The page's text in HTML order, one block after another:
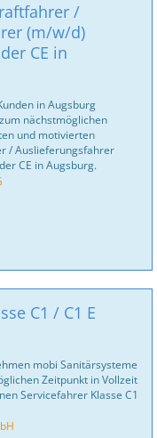
/
(m/w/d)
CE in
in Augsburg
nächstmöglichen
und motivierten
/ Auslieferungsfahrer
CE in Augsburg.
C1 / C1 E
mobi Sanitär­systeme
Zeitpunkt in Vollzeit
Servicefahrer Klasse C1